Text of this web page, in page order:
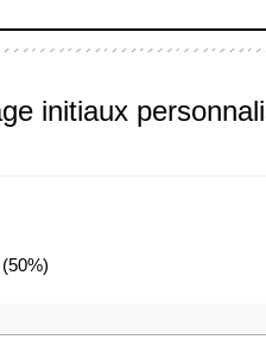
initiaux
(50%)